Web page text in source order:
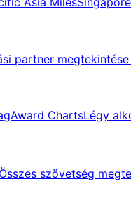
partner megtekintése
Award ChartsLégy
Összes szövetség